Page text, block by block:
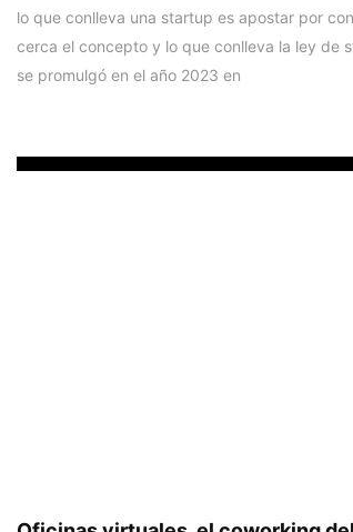
lo que conlleva una startup es apostar por
cerca el concepto y lo que conlleva la ley de
se promulgó en el año 2023 en